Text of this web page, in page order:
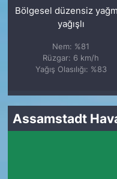
Bölgesel düzensiz
yağışlı
Nem: %81
Rüzgar: 6 km/h
Yağış Olasılığı: %83
Assamstadt